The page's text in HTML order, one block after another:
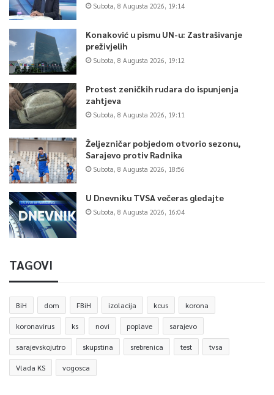
Subota, 8 Augusta 2026, 19:14
Konaković u pismu UN-u: Zastrašivanje
preživjelih
Subota, 8 Augusta 2026, 19:12
Protest zeničkih rudara do ispunjenja
zahtjeva
Subota, 8 Augusta 2026, 19:11
Željezničar pobjedom otvorio sezonu,
Sarajevo protiv Radnika
Subota, 8 Augusta 2026, 18:56
U Dnevniku TVSA večeras gledajte
Subota, 8 Augusta 2026, 16:04
TAGOVI
BiH dom FBiH izolacija kcus korona
koronavirus ks novi poplave sarajevo
sarajevskojutro skupstina srebrenica test tvsa
Vlada KS vogosca